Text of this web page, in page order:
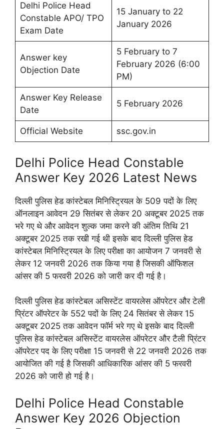
Delhi Police Head
Constable APO/ TPO
Exam Date
15 January to 22
January 2026
Answer key
Objection Date
5 February to 7
February 2026 (6:00
PM)
Answer Key Release
Date
5 February 2026
Official Website ssc.gov.in
Delhi Police Head Constable
Answer Key 2026 Latest News
दिल्ली पुलिस हेड कांस्टेबल मिनिस्ट्रियल के 509 पदों के लिए
ऑनलाइन आवेदन 29 सितंबर से लेकर 20 अक्टूबर 2025 तक
भरे गए थे और आवेदन शुल्क जमा करने की अंतिम तिथि 21
अक्टूबर 2025 तक रखी गई थी इसके बाद दिल्ली पुलिस हेड
कांस्टेबल मिनिस्ट्रियल के लिए परीक्षा का आयोजन 7 जनवरी से
लेकर 12 जनवरी 2026 तक किया गया है जिसकी ऑफिशल
आंसर की 5 फरवरी 2026 को जारी कर दी गई है।
दिल्ली पुलिस हेड कांस्टेबल असिस्टेंट वायरलेस ऑपरेटर और टेली
प्रिंटर ऑपरेटर के 552 पदों के लिए 24 सितंबर से लेकर 15
अक्टूबर 2025 तक आवेदन फॉर्म भरे गए थे इसके बाद दिल्ली
पुलिस हेड कांस्टेबल असिस्टेंट वायरलेस ऑपरेटर और टैली प्रिंटर
ऑपरेटर पद के लिए परीक्षा 15 जनवरी से 22 जनवरी 2026 तक
आयोजित की गई है जिसकी आधिकारिक आंसर की 5 फरवरी
2026 को जारी हो गई है।
Delhi Police Head Constable
Answer Key 2026 Objection